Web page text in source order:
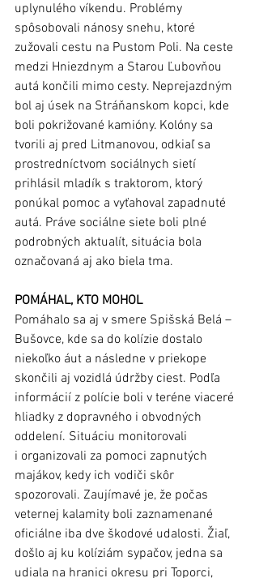
uplynulého víkendu. Problémy
spôsobovali nánosy snehu, ktoré
zužovali cestu na Pustom Poli. Na ceste
medzi Hniezdnym a Starou Ľubovňou
autá končili mimo cesty. Neprejazdným
bol aj úsek na Stráňanskom kopci, kde
boli pokrižované kamióny. Kolóny sa
tvorili aj pred Litmanovou, odkiaľ sa
prostredníctvom sociálnych sietí
prihlásil mladík s traktorom, ktorý
ponúkal pomoc a vyťahoval zapadnuté
autá. Práve sociálne siete boli plné
podrobných aktualít, situácia bola
označovaná aj ako biela tma.
POMÁHAL, KTO MOHOL
Pomáhalo sa aj v smere Spišská Belá –
Bušovce, kde sa do kolízie dostalo
niekoľko áut a následne v priekope
skončili aj vozidlá údržby ciest. Podľa
informácií z polície boli v teréne viaceré
hliadky z dopravného i obvodných
oddelení. Situáciu monitorovali
i organizovali za pomoci zapnutých
majákov, kedy ich vodiči skôr
spozorovali. Zaujímavé je, že počas
veternej kalamity boli zaznamenané
oficiálne iba dve škodové udalosti. Žiaľ,
došlo aj ku kolíziám sypačov, jedna sa
udiala na hranici okresu pri Toporci,